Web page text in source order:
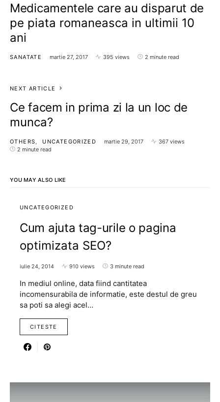
Medicamentele care au disparut de
pe piata romaneasca in ultimii 10
ani
SANATATE martie 27, 2017 395 views 2 minute read
NEXT ARTICLE
Ce facem in prima zi la un loc de
munca?
OTHERS UNCATEGORIZED martie 29, 2017
367 views
2 minute read
YOU MAY ALSO LIKE
UNCATEGORIZED
Cum ajuta tag-urile o pagina
optimizata SEO?
iulie 24, 2014 910 views 3 minute read
In mediul online, data fiind cantitatea
incomensurabila de informatie, este destul de greu
sa poti sa alegi acel…
CITESTE